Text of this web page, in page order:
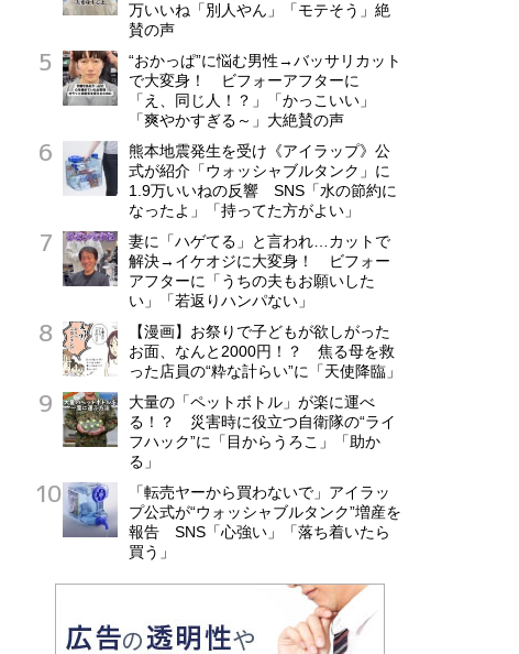
万いいね「別人やん」「モテそう」絶
賛の声
“おかっぱ”に悩む男性→バッサリカット
で大変身！ ビフォーアフターに
「え、同じ人！？」「かっこいい」
「爽やかすぎる～」大絶賛の声
熊本地震発生を受け《アイラップ》公
式が紹介「ウォッシャブルタンク」に
1.9万いいねの反響 SNS「水の節約に
なったよ」「持ってた方がよい」
妻に「ハゲてる」と言われ…カットで
解決→イケオジに大変身！ ビフォー
アフターに「うちの夫もお願いした
い」「若返りハンパない」
【漫画】お祭りで子どもが欲しがった
お面、なんと2000円！？ 焦る母を救
った店員の“粋な計らい”に「天使降臨」
大量の「ペットボトル」が楽に運べ
る！？ 災害時に役立つ自衛隊の“ライ
フハック”に「目からうろこ」「助か
る」
「転売ヤーから買わないで」アイラッ
プ公式が“ウォッシャブルタンク”増産を
報告 SNS「心強い」「落ち着いたら
買う」